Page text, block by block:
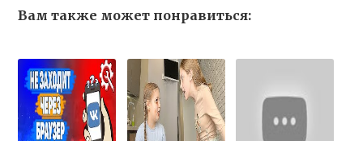
Вам также может понравиться: